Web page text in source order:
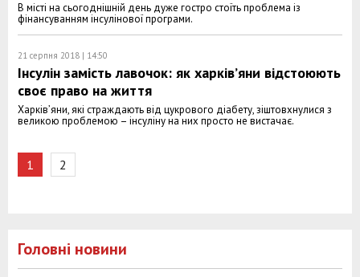
В місті на сьогоднішній день дуже гостро стоїть проблема із
фінансуванням інсулінової програми.
21 серпня 2018 | 14:50
Інсулін замість лавочок: як харків’яни відстоюють
своє право на життя
Харків’яни, які страждають від цукрового діабету, зіштовхнулися з
великою проблемою – інсуліну на них просто не вистачає.
1 2
Головні новини